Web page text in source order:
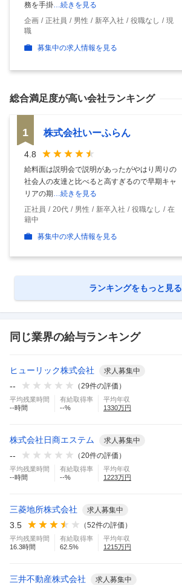
務を手掛…続きを見る
企画
正社員 男性 新卒入社 役職なし
現
職
募集中の求人情報を見る
総合満足度が高い会社ランキング
1 株式会社いーふらん
4.8
給料面は説明会で説明があったがやはり周りの
社会人の友達と比べると高すぎるので早期キャ
リアの期…続きを見る
正社員
20代 男性 新卒入社 役職なし
在
籍中
募集中の求人情報を見る
ランキングをもっと見る
同じ業界の給与ランキング
ヒューリック株式会社 求人募集中
-- （29件の評価）
平均残業時間
--時間
有給取得率
--%
平均年収
1330万円
株式会社日商エステム 求人募集中
-- （20件の評価）
平均残業時間
--時間
有給取得率
--%
平均年収
1223万円
三菱地所株式会社 求人募集中
3.5 （52件の評価）
平均残業時間
16.3時間
有給取得率
62.5%
平均年収
1215万円
三井不動産株式会社 求人募集中